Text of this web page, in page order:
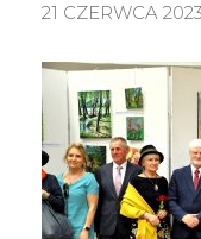
21 CZERWCA 2023